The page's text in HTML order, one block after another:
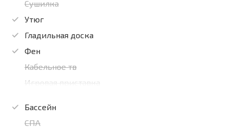
Сушилка
Утюг
Гладильная доска
Фен
Кабельное тв
Игровая приставка
Бассейн
СПА